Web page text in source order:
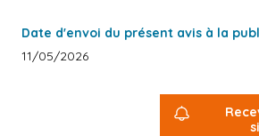
Date d'envoi du présent avis à la
11/05/2026